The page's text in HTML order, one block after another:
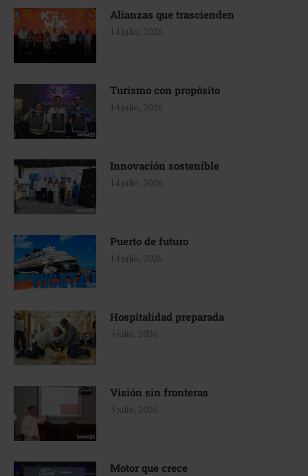
Alianzas que trascienden
14 julio, 2026
Turismo con propósito
14 julio, 2026
Innovación sostenible
14 julio, 2026
Puerto de futuro
14 julio, 2026
Hospitalidad preparada
3 julio, 2026
Visión sin fronteras
3 julio, 2026
Motor que crece